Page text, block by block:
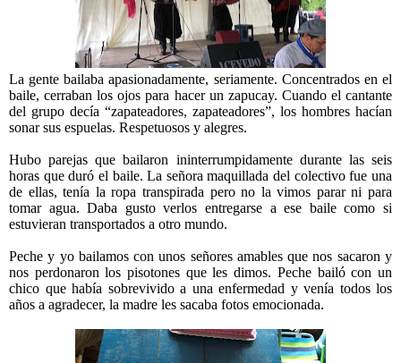
La gente bailaba apasionadamente, seriamente. Concentrados en el
baile, cerraban los ojos para hacer un zapucay. Cuando el cantante
del grupo decía “zapateadores, zapateadores”, los hombres hacían
sonar sus espuelas. Respetuosos y alegres.
Hubo parejas que bailaron ininterrumpidamente durante las seis
horas que duró el baile. La señora maquillada del colectivo fue una
de ellas, tenía la ropa transpirada pero no la vimos parar ni para
tomar agua. Daba gusto verlos entregarse a ese baile como si
estuvieran transportados a otro mundo.
Peche y yo bailamos con unos señores amables que nos sacaron y
nos perdonaron los pisotones que les dimos. Peche bailó con un
chico que había sobrevivido a una enfermedad y venía todos los
años a agradecer, la madre les sacaba fotos emocionada.